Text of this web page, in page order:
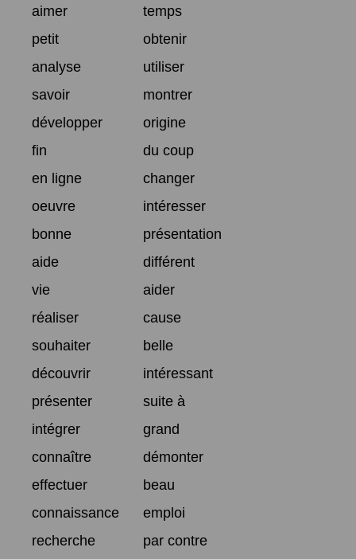
aimer
temps
petit
obtenir
analyse
utiliser
savoir
montrer
développer
origine
fin
du coup
en ligne
changer
oeuvre
intéresser
bonne
présentation
aide
différent
vie
aider
réaliser
cause
souhaiter
belle
découvrir
intéressant
présenter
suite à
intégrer
grand
connaître
démonter
effectuer
beau
connaissance
emploi
recherche
par contre